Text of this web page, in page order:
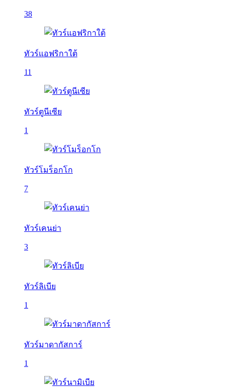
38
ทัวร์แอฟริกาใต้
11
ทัวร์ตูนีเซีย
1
ทัวร์โมร็อกโก
7
ทัวร์เคนย่า
3
ทัวร์ลิเบีย
1
ทัวร์มาดากัสการ์
1